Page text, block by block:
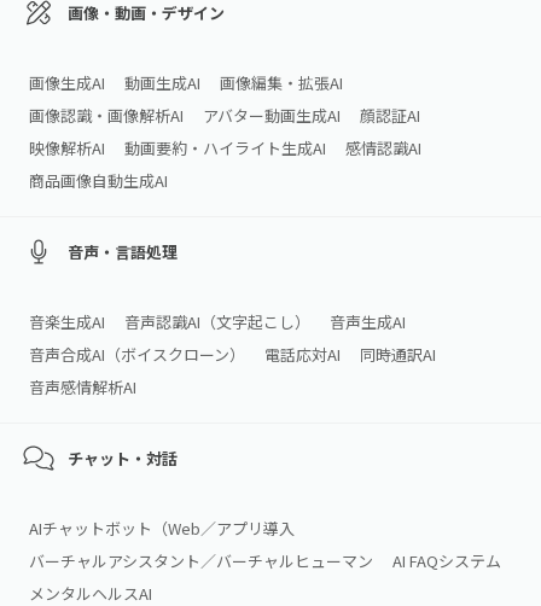
画像・動画・デザイン
画像生成AI 動画生成AI
画像編集・拡張AI
画像認識・画像解析AI
アバター動画生成AI
顔認証AI
映像解析AI
動画要約・ハイライト生成AI
感情認識AI
商品画像自動生成AI
音声・言語処理
音楽生成AI 音声認識AI（文字起こし）
音声生成AI
音声合成AI（ボイスクローン）
電話応対AI
同時通訳AI
音声感情解析AI
チャット・対話
AIチャットボット（Web／アプリ導入
バーチャルアシスタント／バーチャルヒューマン
AI FAQシステム
メンタルヘルスAI